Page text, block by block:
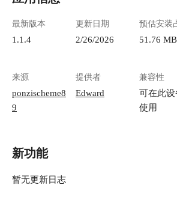
最新版本
1.1.4
更新日期
2/26/2026
预估安装
51.76 MB
来源
ponzischeme8
9
提供者
Edward
兼容性
可在此设
使用
新功能
暂无更新日志